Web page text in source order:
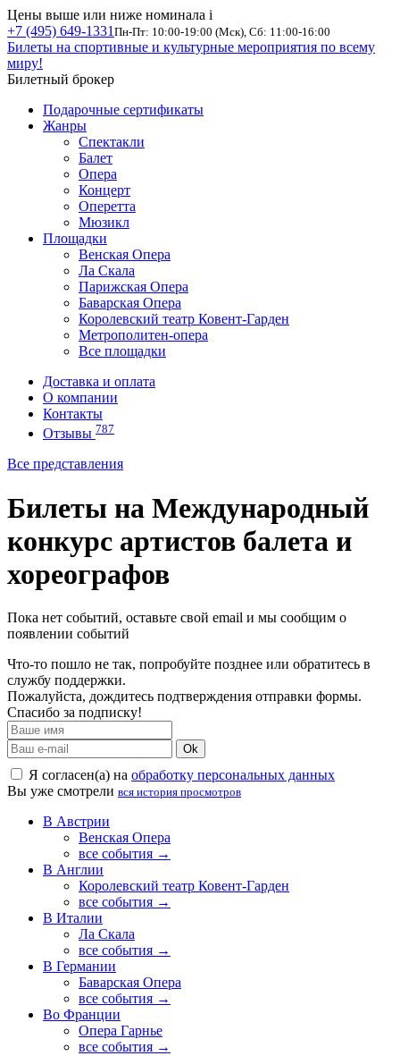
Цены выше или ниже номинала i
+7 (495) 649-1331 Пн-Пт: 10:00-19:00 (Мск), Сб: 11:00-16:00
Билеты на спортивные и культурные мероприятия по всему
миру!
Билетный брокер
Подарочные сертификаты
Жанры
Спектакли
Балет
Опера
Концерт
Оперетта
Мюзикл
Площадки
Венская Опера
Ла Скала
Парижская Опера
Баварская Опера
Королевский театр Ковент-Гарден
Метрополитен-опера
Все площадки
Доставка и оплата
О компании
Контакты
Отзывы 787
Все представления
Билеты на Международный
конкурс артистов балета и
хореографов
Пока нет событий, оставьте свой email и мы сообщим о
появлении событий
Что-то пошло не так, попробуйте позднее или обратитесь в
службу поддержки.
Пожалуйста, дождитесь подтверждения отправки формы.
Спасибо за подписку!
Ok
Я согласен(а) на обработку персональных данных
Вы уже смотрели вся история просмотров
В Австрии
Венская Опера
все события →
В Англии
Королевский театр Ковент-Гарден
все события →
В Италии
Ла Скала
все события →
В Германии
Баварская Опера
все события →
Во Франции
Опера Гарнье
все события →